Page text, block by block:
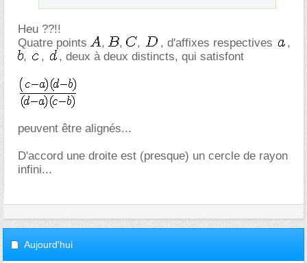
Heu ??!!
Quatre points
, , , , d'affixes respectives
,
,
, , deux à deux distincts, qui satisfont
peuvent être alignés...
D'accord une droite est (presque) un cercle de rayon
infini...
Aujourd'hui